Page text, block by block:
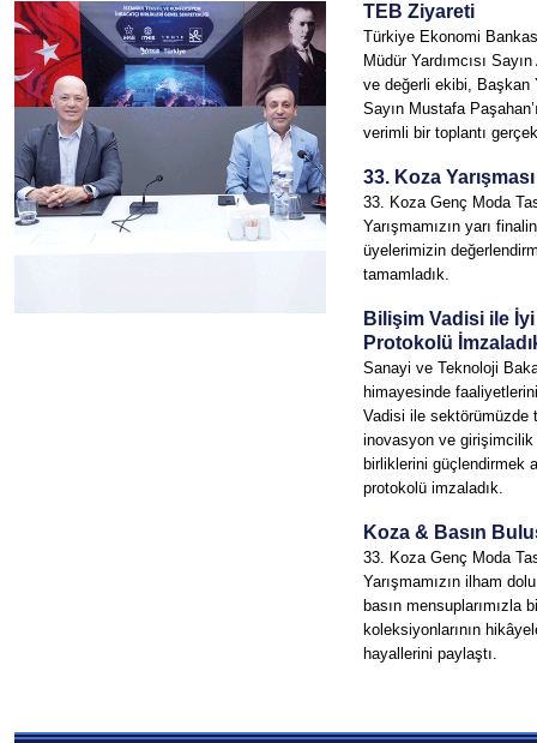
TEB Ziyareti
Türkiye Ekonomi
Müdür Yardımcısı
ve değerli ekibi, Başkan
Sayın Mustafa
verimli bir toplantı
33. Koza
33. Koza Genç Moda
Yarışmamızın yarı
üyelerimizin
tamamladık.
Bilişim Vadisi ile
Protokolü
Sanayi ve Teknoloji
himayesinde
Vadisi ile sektörümüzde
inovasyon ve
birliklerini güçlendirmek
protokolü imzaladık.
Koza & Basın
33. Koza Genç Moda
Yarışmamızın ilham
basın mensuplarımızla
koleksiyonlarının
hayallerini paylaştı.